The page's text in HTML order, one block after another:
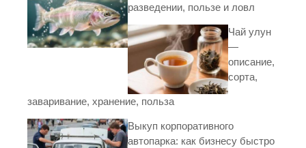
разведении, пользе и ловл
Чай улун
—
описание,
сорта,
заваривание, хранение, польза
Выкуп корпоративного
автопарка: как бизнесу быстро